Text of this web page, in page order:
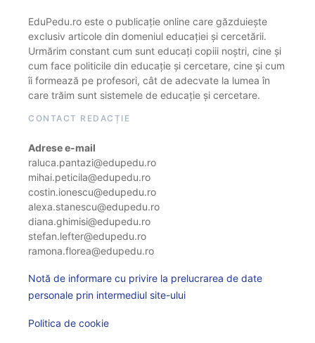
EduPedu.ro este o publicație online care găzduiește
exclusiv articole din domeniul educației și cercetării.
Urmărim constant cum sunt educați copiii noștri, cine și
cum face politicile din educație și cercetare, cine și cum
îi formează pe profesori, cât de adecvate la lumea în
care trăim sunt sistemele de educație și cercetare.
CONTACT REDACȚIE
Adrese e-mail
raluca.pantazi@edupedu.ro
mihai.peticila@edupedu.ro
costin.ionescu@edupedu.ro
alexa.stanescu@edupedu.ro
diana.ghimisi@edupedu.ro
stefan.lefter@edupedu.ro
ramona.florea@edupedu.ro
Notă de informare cu privire la prelucrarea de date
personale prin intermediul site-ului
Politica de cookie